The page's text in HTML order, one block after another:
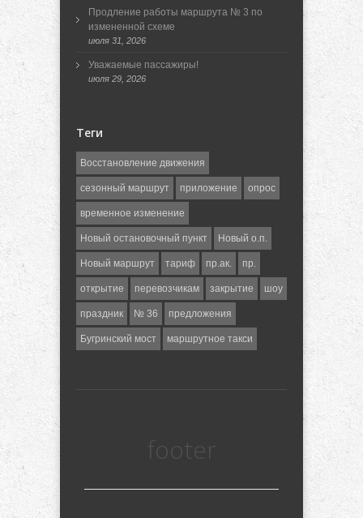
Продление работы маршрута № 3 по
измененной схеме
июля 31, 2026
Уважаемые пассажиры!
июля 29, 2026
Теги
Восстановление движения
сезонный маршрут приложение опрос
временное изменение
Новый остановочный пункт Новый о.п.
Новый маршрут тариф пр.ак. пр.
открытие перевозчикам закрытие шоу
праздник № 36 предложения
Бугринский мост маршрутное такси
footer